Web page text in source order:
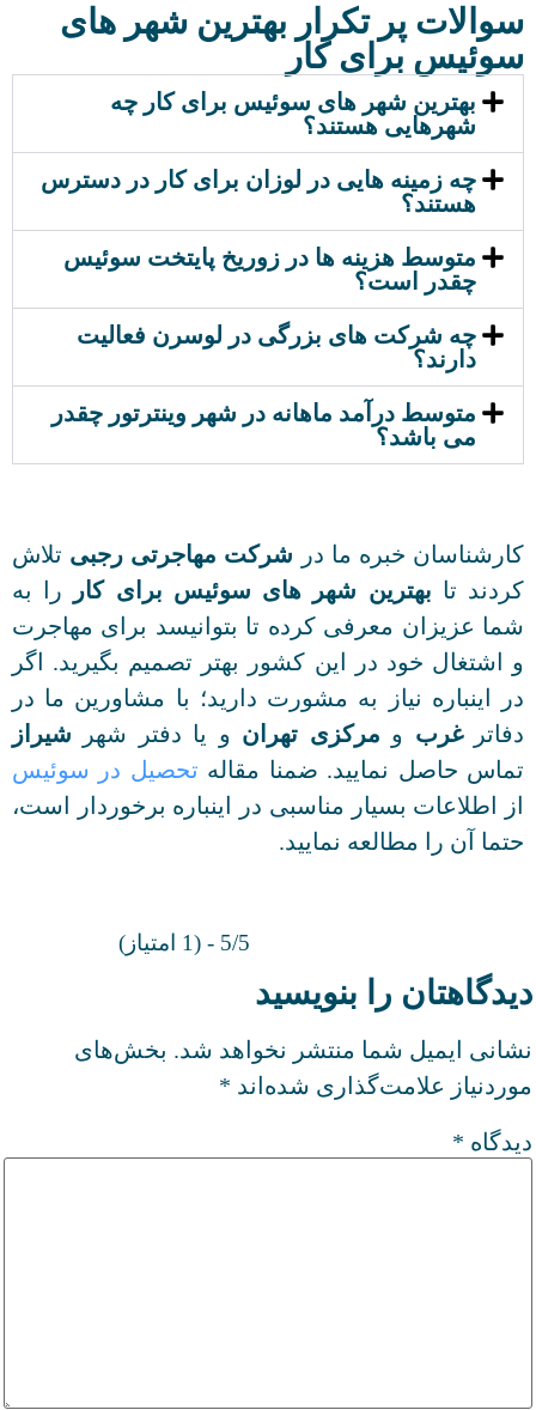
سوالات پر تکرار بهترین شهر های
سوئیس برای کار
بهترین شهر های سوئیس برای کار چه
شهرهایی هستند؟
چه زمینه هایی در لوزان برای کار در دسترس
هستند؟
متوسط هزینه ها در زوریخ پایتخت سوئیس
چقدر است؟
چه شرکت های بزرگی در لوسرن فعالیت
دارند؟
متوسط درآمد ماهانه در شهر وینترتور چقدر
می باشد؟
کارشناسان خبره ما در شرکت مهاجرتی رجبی تلاش
کردند تا بهترین شهر های سوئیس برای کار را به
شما عزیزان معرفی کرده تا بتوانیسد برای مهاجرت
و اشتغال خود در این کشور بهتر تصمیم بگیرید. اگر
در اینباره نیاز به مشورت دارید؛ با مشاورین ما در
دفاترغرب و مرکزی تهران و یا دفتر شهر شیراز
تماس حاصل نمایید. ضمنا مقاله تحصیل در سوئیس
از اطلاعات بسیار مناسبی در اینباره برخوردار است،
حتما آن را مطالعه نمایید.
5/5 - (1 امتیاز)
دیدگاهتان را بنویسید
نشانی ایمیل شما منتشر نخواهد شد. بخش‌های
موردنیاز علامت‌گذاری شده‌اند *
دیدگاه *